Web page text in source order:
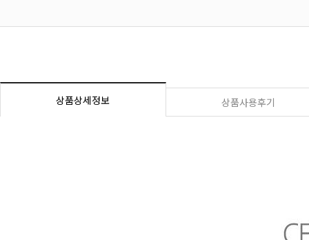
상품상세정보 상품사용후기